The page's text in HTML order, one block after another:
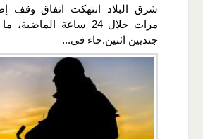
شرق البلاد انتهكت اتفاق وقف
مرات خلال 24 ساعة
جنديين اثنين.جاء في...